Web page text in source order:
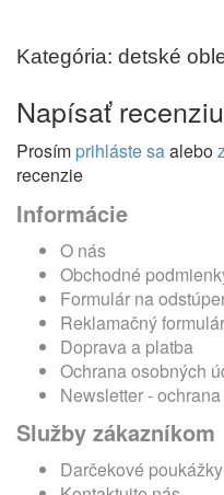
Kategória: detské
Napísať recenziu
Prosím prihláste saalebo
recenzie
Informácie
O nás
Obchodné
Formulár na
Reklamačný formulár
Doprava a platba
Ochrana osobných
Newsletter -
Služby zákazníkom
Darčekové poukážky